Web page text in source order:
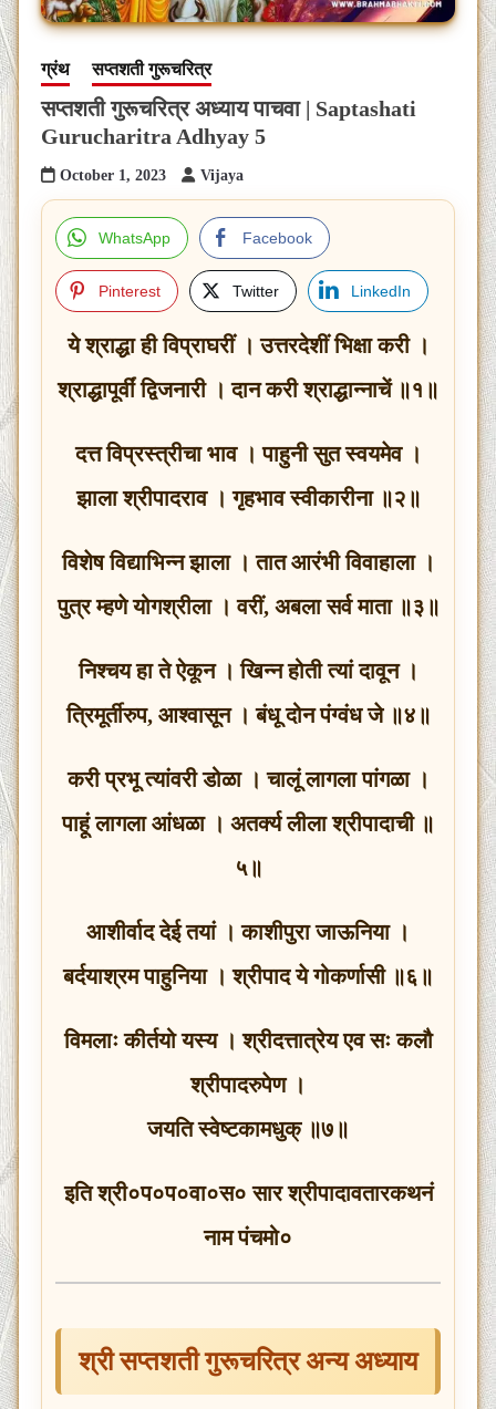
ग्रंथ सप्तशती गुरूचरित्र
सप्तशती गुरूचरित्र अध्याय पाचवा | Saptashati
Gurucharitra Adhyay 5
October 1, 2023 Vijaya
WhatsApp Facebook
Pinterest Twitter LinkedIn
ये श्राद्धा ही विप्राघरीं । उत्तरदेशीं भिक्षा करी ।
श्राद्धापूर्वीं द्विजनारी । दान करी श्राद्धान्नाचें ॥१॥
दत्त विप्रस्त्रीचा भाव । पाहुनी सुत स्वयमेव ।
झाला श्रीपादराव । गृहभाव स्वीकारीना ॥२॥
विशेष विद्याभिन्न झाला । तात आरंभी विवाहाला ।
पुत्र म्हणे योगश्रीला । वरीं, अबला सर्व माता ॥३॥
निश्चय हा ते ऐकून । खिन्न होती त्यां दावून ।
त्रिमूर्तीरुप, आश्वासून । बंधू दोन पंग्वंध जे ॥४॥
करी प्रभू त्यांवरी डोळा । चालूं लागला पांगळा ।
पाहूं लागला आंधळा । अतर्क्य लीला श्रीपादाची ॥
५॥
आशीर्वाद देई तयां । काशीपुरा जाऊनिया ।
बर्दयाश्रम पाहुनिया । श्रीपाद ये गोकर्णासी ॥६॥
विमलाः कीर्तयो यस्य । श्रीदत्तात्रेय एव सः कलौ
श्रीपादरुपेण ।
जयति स्वेष्टकामधुक् ॥७॥
इति श्री०प०प०वा०स० सार श्रीपादावतारकथनं
नाम पंचमो०
श्री सप्तशती गुरूचरित्र अन्य अध्याय